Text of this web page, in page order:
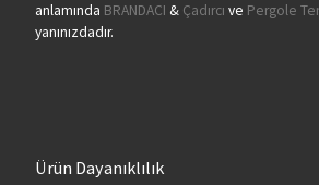
anlamında BRANDACI & Çadırcı ve Pergole
yanınızdadır.
Ürün Dayanıklılık